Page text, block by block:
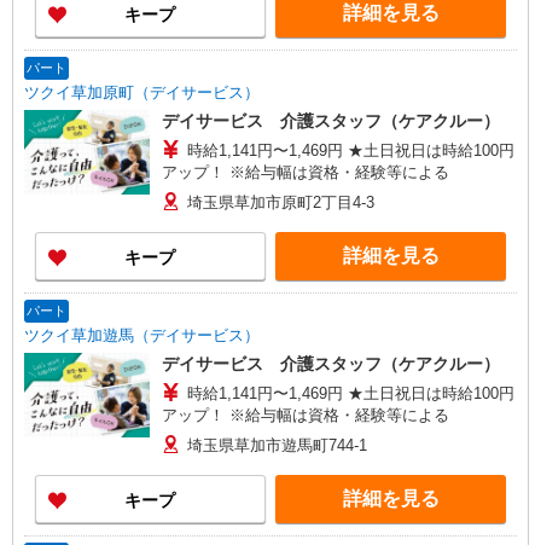
円 ・被服手当：1,000円 ・地域手当：60,000円 ・
ベースアップ手当：11,000円 ・資格手当（看護
ます
キープ 詳細を見る
パート
ツクイ草加原町（デイサービス）
デイサービス 介護スタッフ（ケアクルー）
時給1,141円〜1,469円 ★土日祝日は時給100円
アップ！ ※給与幅は資格・経験等による
埼玉県草加市原町2丁目4-3
キープ 詳細を見る
パート
ツクイ草加遊馬（デイサービス）
デイサービス 介護スタッフ（ケアクルー）
時給1,141円〜1,469円 ★土日祝日は時給100円
アップ！ ※給与幅は資格・経験等による
埼玉県草加市遊馬町744-1
キープ 詳細を見る